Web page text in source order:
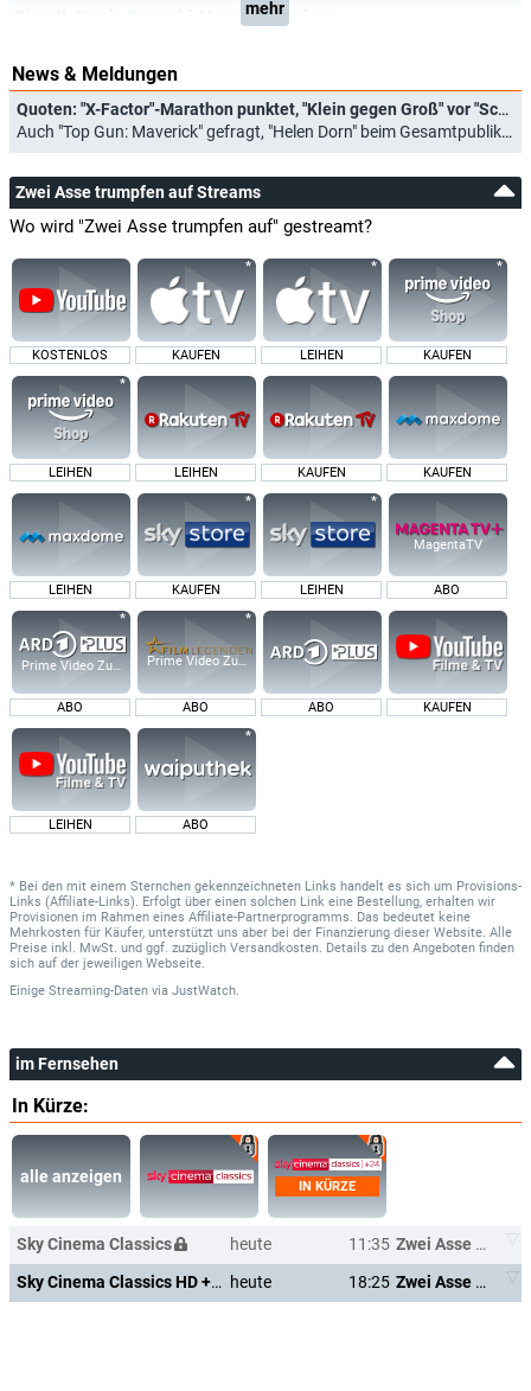
Marcello Verziera
mehr
News & Meldungen
Quoten: "X-Factor"-Marathon punktet, "Klein gegen Groß" vor "Schlag den Star"
Auch "Top Gun: Maverick" gefragt, "Helen Dorn" beim Gesamtpublikum nicht zu schlagen (02.11.2025)
Zwei Asse trumpfen auf Streams
Wo wird "Zwei Asse trumpfen auf" gestreamt?
KOSTENLOS KAUFEN LEIHEN KAUFEN
LEIHEN LEIHEN KAUFEN KAUFEN
LEIHEN KAUFEN LEIHEN
MagentaTV
ABO
Prime Video Zusatz-Kanäle
ABO
Prime Video Zusatz-Kanäle
ABO ABO KAUFEN
LEIHEN ABO
* Bei den mit einem Sternchen gekennzeichneten Links handelt es sich um Provisions-
Links (Affiliate-Links). Erfolgt über einen solchen Link eine Bestellung, erhalten wir
Provisionen im Rahmen eines Affiliate-Partnerprogramms. Das bedeutet keine
Mehrkosten für Käufer, unterstützt uns aber bei der Finanzierung dieser Website. Alle
Preise inkl. MwSt. und ggf. zuzüglich Versandkosten. Details zu den Angeboten finden
sich auf der jeweiligen Webseite.
Einige Streaming-Daten via JustWatch.
im Fernsehen
In Kürze:
alle anzeigen
IN KÜRZE
Sky Cinema Classics heute 11:35
Zwei Asse trumpfen auf
Sky Cinema Classics HD +24 heute 18:25 Zwei Asse trumpfen auf